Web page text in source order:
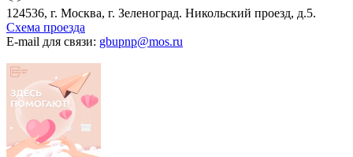
124536, г. Москва, г. Зеленоград. Никольский проезд, д.5.
Схема проезда
E-mail для связи: gbupnp@mos.ru